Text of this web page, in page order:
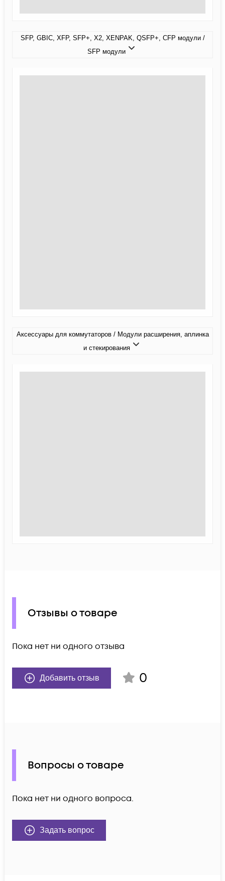
SFP, GBIC, XFP, SFP+, X2, XENPAK, QSFP+, CFP модули /
SFP модули
Аксессуары для коммутаторов / Модули расширения, аплинка
и стекирования
Отзывы о товаре
Пока нет ни одного отзыва
Добавить отзыв 0
Вопросы о товаре
Пока нет ни одного вопроса.
Задать вопрос